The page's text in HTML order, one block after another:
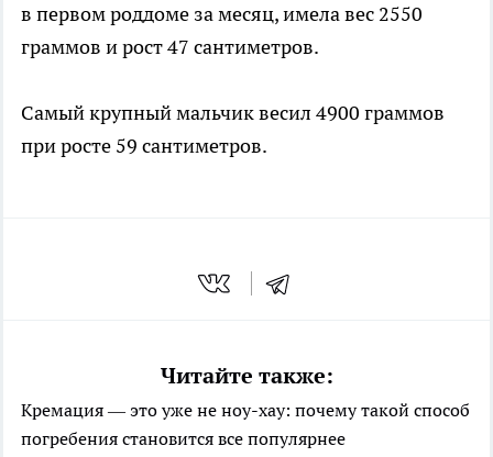
в первом роддоме за месяц, имела вес 2550
граммов и рост 47 сантиметров.
Самый крупный мальчик весил 4900 граммов
при росте 59 сантиметров.
Читайте также:
Кремация — это уже не ноу-хау: почему такой способ
погребения становится все популярнее